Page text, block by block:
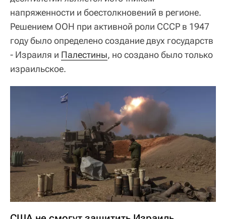
напряженности и боестолкновений в регионе.
Решением ООН при активной роли СССР в 1947
году было определено создание двух государств
- Израиля и Палестины, но создано было только
израильское.